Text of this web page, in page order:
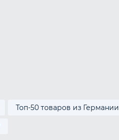
Топ-50 товаров из Германии